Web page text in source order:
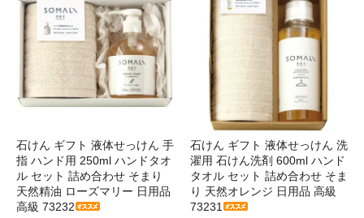
石けん ギフト 液体せっけん 手
指 ハンド用 250ml ハンドタオ
ル セット 詰め合わせ そまり
天然精油 ローズマリー 日用品
高級 73232
石けん ギフト 液体せっけん 洗
濯用 石けん洗剤 600ml ハンド
タオル セット 詰め合わせ そま
り 天然オレンジ 日用品 高級
73231